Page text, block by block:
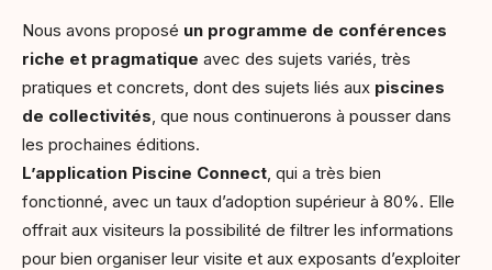
Nous avons proposé un programme de conférences
riche et pragmatique avec des sujets variés, très
pratiques et concrets, dont des sujets liés aux piscines
de collectivités, que nous continuerons à pousser dans
les prochaines éditions.
L’application Piscine Connect, qui a très bien
fonctionné, avec un taux d’adoption supérieur à 80%. Elle
offrait aux visiteurs la possibilité de filtrer les informations
pour bien organiser leur visite et aux exposants d’exploiter